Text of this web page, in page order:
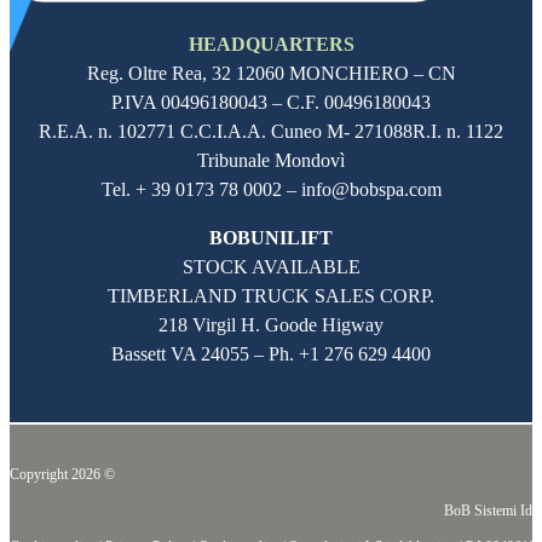
HEADQUARTERS
Reg. Oltre Rea, 32 12060 MONCHIERO – CN
P.IVA 00496180043 – C.F. 00496180043
R.E.A. n. 102771 C.C.I.A.A. Cuneo M- 271088R.I. n. 1122
Tribunale Mondovì
Tel. + 39 0173 78 0002 – info@bobspa.com
BOBUNILIFT
STOCK AVAILABLE
TIMBERLAND TRUCK SALES CORP.
218 Virgil H. Goode Higway
Bassett VA 24055 – Ph. +1 276 629 4400
Copyright 2026 ©
BoB Sistemi